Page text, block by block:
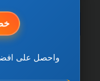
خدمات العين
واحصل على افضل